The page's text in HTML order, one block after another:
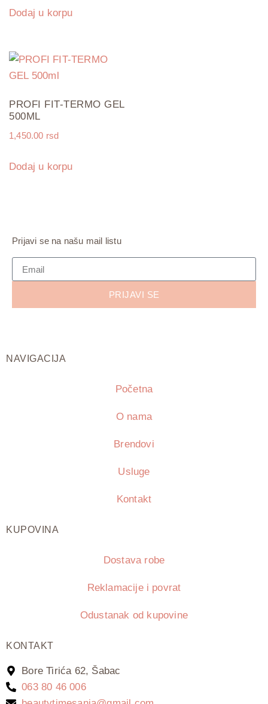
Dodaj u korpu
PROFI FIT-TERMO GEL
500ML
1,450.00 rsd
Dodaj u korpu
Prijavi se na našu mail listu
PRIJAVI SE
NAVIGACIJA
Početna
O nama
Brendovi
Usluge
Kontakt
KUPOVINA
Dostava robe
Reklamacije i povrat
Odustanak od kupovine
KONTAKT
Bore Tirića 62, Šabac
063 80 46 006